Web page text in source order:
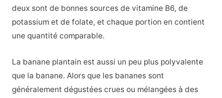
deux sont de bonnes sources de vitamine B6, de
potassium et de folate, et chaque portion en contient
une quantité comparable.
La banane plantain est aussi un peu plus polyvalente
que la banane. Alors que les bananes sont
généralement dégustées crues ou mélangées à des